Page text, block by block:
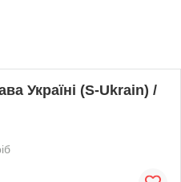
Україні (S-Ukrain) /